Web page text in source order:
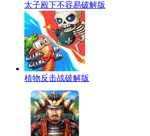
太子殿下不容易破解版
植物反击战破解版